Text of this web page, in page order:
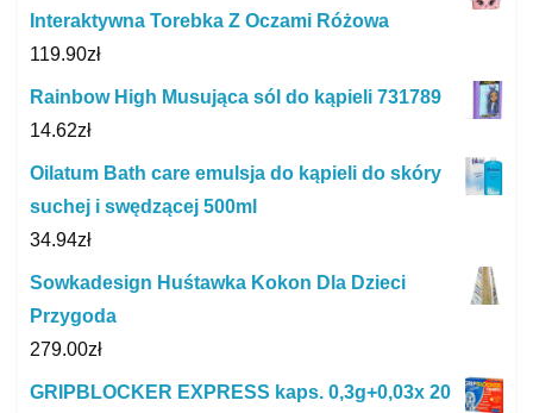
Interaktywna Torebka Z Oczami Różowa
119.90zł
Rainbow High Musująca sól do kąpieli 731789
14.62zł
Oilatum Bath care emulsja do kąpieli do skóry
suchej i swędzącej 500ml
34.94zł
Sowkadesign Huśtawka Kokon Dla Dzieci
Przygoda
279.00zł
GRIPBLOCKER EXPRESS kaps. 0,3g+0,03x 20